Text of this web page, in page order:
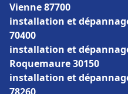
Vienne 87700
installation et
70400
installation et
Roquemaure 30150
installation et